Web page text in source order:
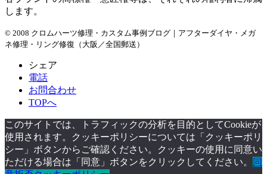
します。
© 2008 クロムハーツ修理・カスタム事例ブログ｜アフターダイヤ・メガ
ネ修理・リング修復（大阪／全国郵送）
シェア
電話
お問合わせ
TOPへ
このサイトでは、トラフィックの分析を目的としてCookieが
使用されます。クッキーポリシーについては「クッキーポリ
シー」ボタンからご確認ください。クッキーの使用に同意い
ただける場合は「同意」ボタンをクリックしてください。
同